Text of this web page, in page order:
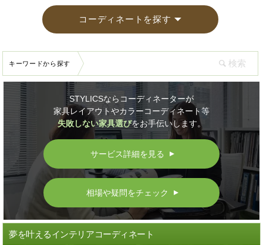
コーディネートを探す
キーワードから探す
STYLICSならコーディネーターが
家具レイアウトやカラーコーディネート等
失敗しない家具選びをお手伝いします。
サービス詳細を見る ▲
相場や疑問をチェック ▲
夢を叶えるインテリアコーディネート